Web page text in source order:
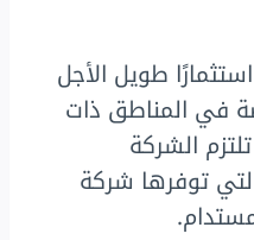
طويل الأجل
في المناطق ذات
الشركة
توفرها شركة